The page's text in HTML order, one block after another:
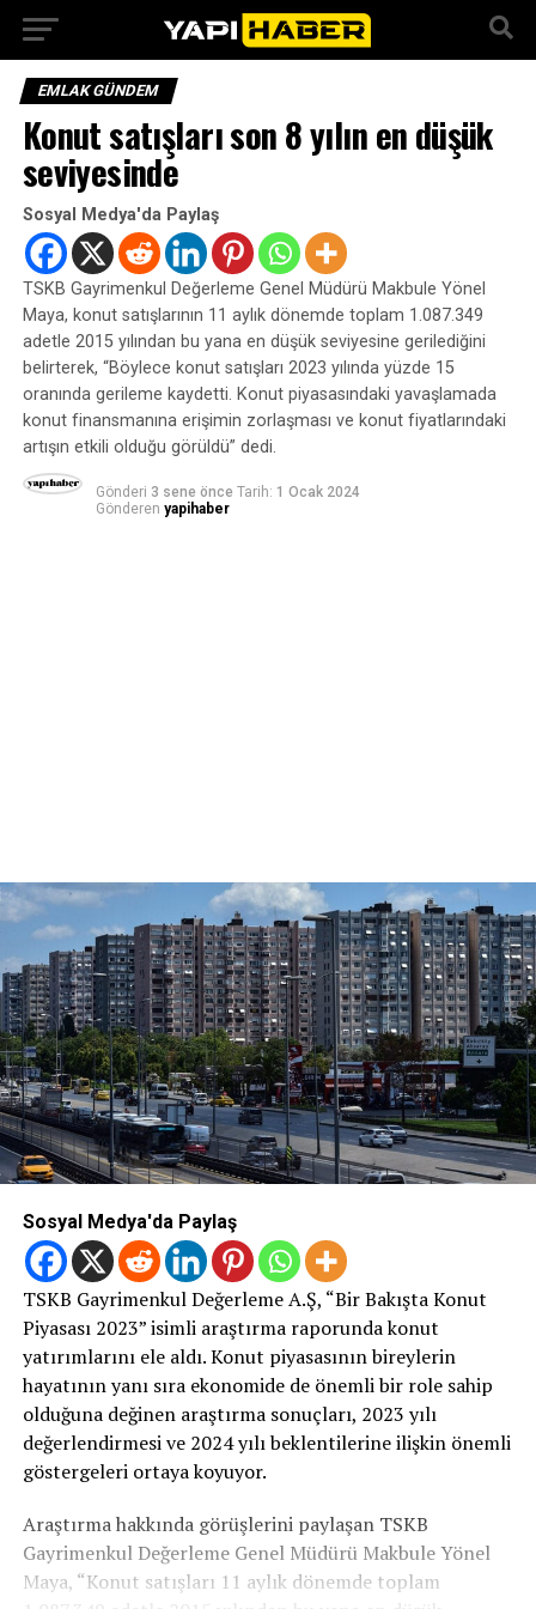
EMLAK GÜNDEM
Konut satışları son 8 yılın en düşük
seviyesinde
Sosyal Medya'da Paylaş
TSKB Gayrimenkul Değerleme Genel Müdürü Makbule Yönel
Maya, konut satışlarının 11 aylık dönemde toplam 1.087.349
adetle 2015 yılından bu yana en düşük seviyesine gerilediğini
belirterek, “Böylece konut satışları 2023 yılında yüzde 15
oranında gerileme kaydetti. Konut piyasasındaki yavaşlamada
konut finansmanına erişimin zorlaşması ve konut fiyatlarındaki
artışın etkili olduğu görüldü” dedi.
Gönderi 3 sene önce Tarih: 1 Ocak 2024
Gönderen yapihaber
Sosyal Medya'da Paylaş
TSKB Gayrimenkul Değerleme A.Ş, “Bir Bakışta Konut
Piyasası 2023” isimli araştırma raporunda konut
yatırımlarını ele aldı. Konut piyasasının bireylerin
hayatının yanı sıra ekonomide de önemli bir role sahip
olduğuna değinen araştırma sonuçları, 2023 yılı
değerlendirmesi ve 2024 yılı beklentilerine ilişkin önemli
göstergeleri ortaya koyuyor.
Araştırma hakkında görüşlerini paylaşan TSKB
Gayrimenkul Değerleme Genel Müdürü Makbule Yönel
Maya, “Konut satışları 11 aylık dönemde toplam